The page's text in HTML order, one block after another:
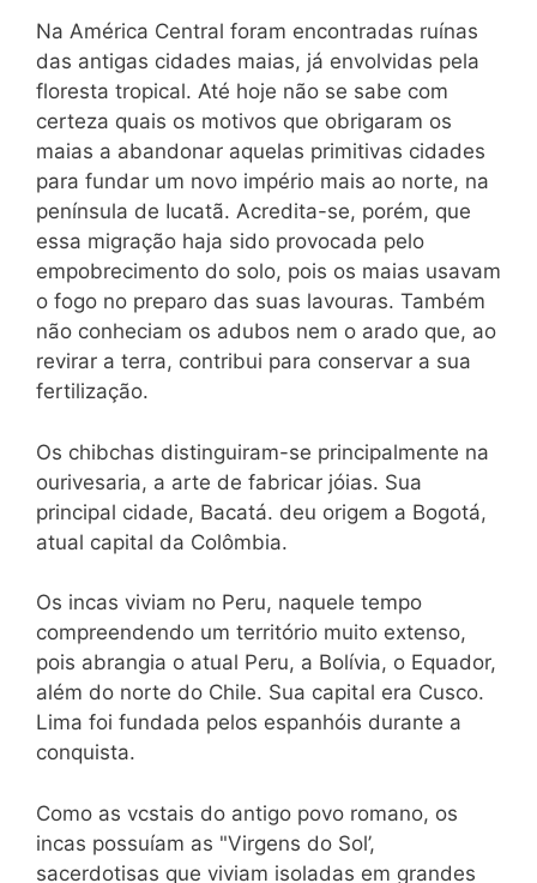
Na América Central foram encontradas ruínas
das antigas cidades maias, já envolvidas pela
floresta tropical. Até hoje não se sabe com
certeza quais os motivos que obrigaram os
maias a abandonar aquelas primitivas cidades
para fundar um novo império mais ao norte, na
península de Iucatã. Acredita-se, porém, que
essa migração haja sido provocada pelo
empobrecimento do solo, pois os maias usavam
o fogo no preparo das suas lavouras. Também
não conheciam os adubos nem o arado que, ao
revirar a terra, contribui para conservar a sua
fertilização.
Os chibchas distinguiram-se principalmente na
ourivesaria, a arte de fabricar jóias. Sua
principal cidade, Bacatá. deu origem a Bogotá,
atual capital da Colômbia.
Os incas viviam no Peru, naquele tempo
compreendendo um território muito extenso,
pois abrangia o atual Peru, a Bolívia, o Equador,
além do norte do Chile. Sua capital era Cusco.
Lima foi fundada pelos espanhóis durante a
conquista.
Como as vcstais do antigo povo romano, os
incas possuíam as "Virgens do Sol’,
sacerdotisas que viviam isoladas em grandes